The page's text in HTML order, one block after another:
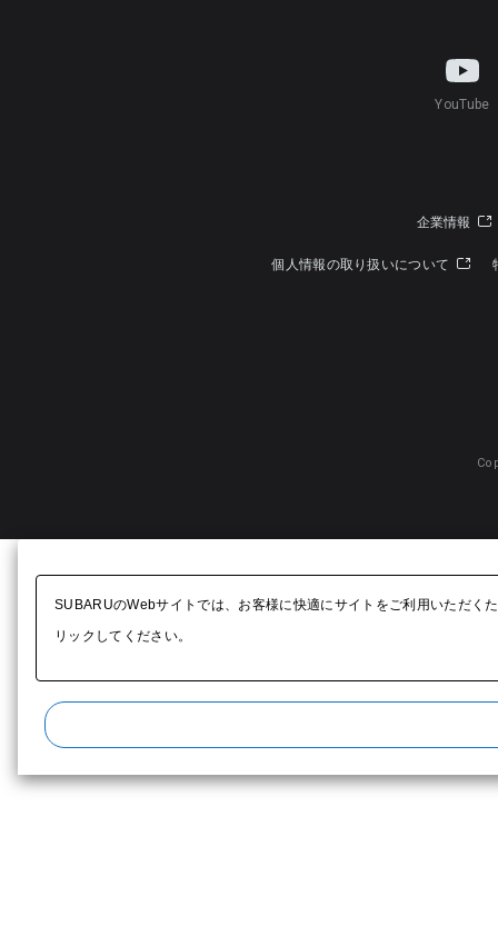
YouTube
企業情報
個人情報の取り扱いについて
SUBARUのWebサイトでは、お客様に快適にサイトをご利用いただく
リックしてください。​